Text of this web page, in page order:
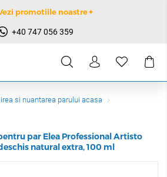
promotiile noastre✦
+40 747 056 359
si nuantarea parului acasa
par Elea Professional Artisto
natural extra, 100 ml